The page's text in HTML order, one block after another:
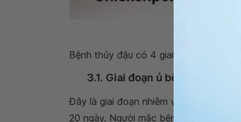
Hình
Bệnh thủy đậu có 4 giai đoạn phát
3.1. Giai đoạn ủ bệnh
Đây là giai đoạn nhiễm virus, thời kỳ
20 ngày. Người mắc bệnh lúc này